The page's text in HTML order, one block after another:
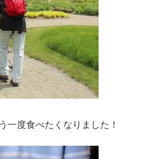
一度食べたくなりました！